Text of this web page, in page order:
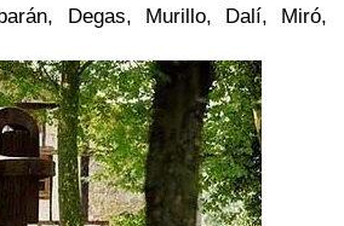
Degas, Murillo, Dalí, Miró,